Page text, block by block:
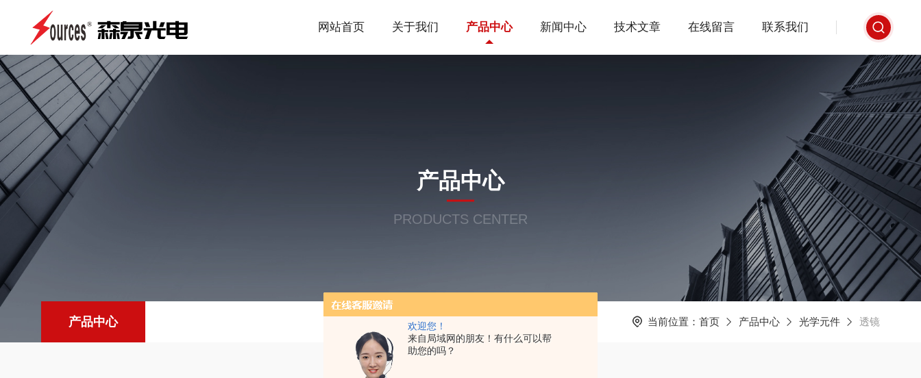
欢迎您！
来自局域网的朋友！有什么可以帮
助您的吗？
网站首页 关于我们 产品中心 新闻中心 技术文章 在线留言 联系我们
产品中心
PRODUCTS CENTER
产品中心 当前位置： 首页 产品中心 光学元件 透镜